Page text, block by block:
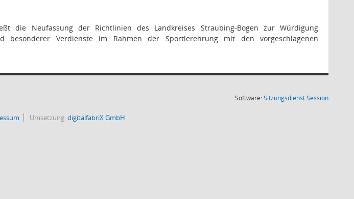
die Neufassung der Richtlinien des Landkreises Straubing-Bogen zur Würdigung
besonderer Verdienste im Rahmen der Sportlerehrung mit den vorgeschlagenen
Software:SitzungsdienstSession(Wird in
Umsetzung:digitalfabriX GmbH